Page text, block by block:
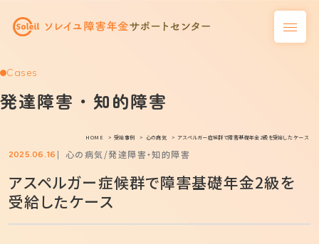
Cases
発達障害・知的障害
HOME 受給事例 心の病気 アスペルガー症候群で障害基礎年金2級を受給したケース
2025.06.16 心の病気 発達障害・知的障害
アスペルガー症候群で障害基礎年金2級を
受給したケース